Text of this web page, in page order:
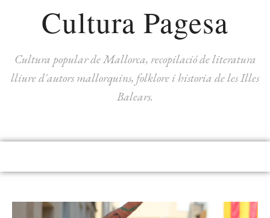
Cultura Pagesa
Cultura popular de Mallorca, recopilació de literatura
lliure d'autors mallorquins, folklore i historia de les Illes
Balears.